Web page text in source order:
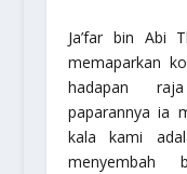
Ja’far bin Abi
memaparkan
hadapan
paparannya ia
kala kami
menyembah